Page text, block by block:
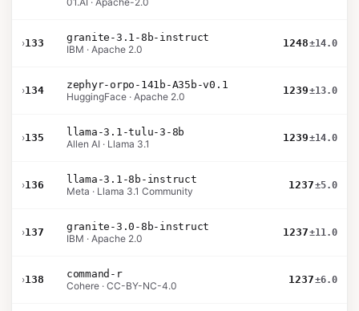
›133
granite-3.1-8b-instruct
IBM · Apache 2.0
1248±14.0
›134
zephyr-orpo-141b-A35b-v0.1
HuggingFace · Apache 2.0
1239±13.0
›135
llama-3.1-tulu-3-8b
Allen AI · Llama 3.1
1239±14.0
›136
llama-3.1-8b-instruct
Meta · Llama 3.1 Community
1237±5.0
›137
granite-3.0-8b-instruct
IBM · Apache 2.0
1237±11.0
›138
command-r
Cohere · CC-BY-NC-4.0
1237±6.0